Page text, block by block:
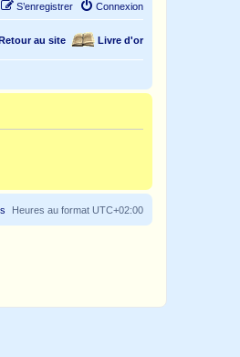
Connexion
S’enregistrer
Livre d'or
au site
Heures au format UTC+02:00